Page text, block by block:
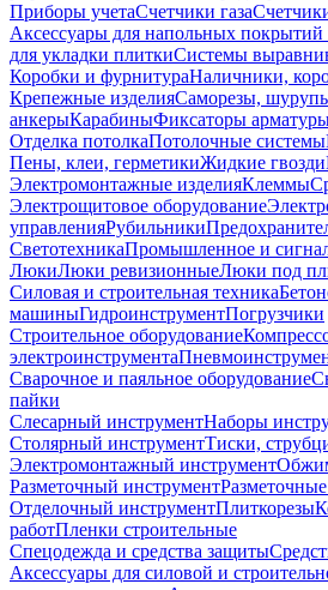
Приборы учетаСчетчики газа
Аксессуары для напольных покрытий
для укладки плиткиСистемы
Коробки и фурнитураНаличники,
Крепежные изделияСаморезы,
анкерыКарабиныФиксаторы
Отделка потолкаПотолочные системы
Пены, клеи, герметикиЖидкие гвозди
Электромонтажные изделияКлеммы
Электрощитовое оборудование
управленияРубильники
СветотехникаПромышленное и
ЛюкиЛюки ревизионныеЛюки под
Силовая и строительная техника
машиныГидроинструментПогрузчики
Строительное оборудование
электроинструмента
Сварочное и паяльное оборудование
пайки
Слесарный инструментНаборы
Столярный инструментТиски,
Электромонтажный инструмент
Разметочный инструмент
Отделочный инструментПлиткорезы
работПленки строительные
Спецодежда и средства защиты
Аксессуары для силовой и